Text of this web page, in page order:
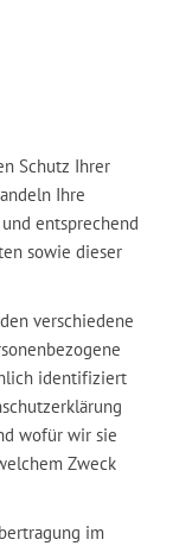
Schutz Ihrer
Ihre
entsprechend
sowie dieser
verschiedene
identifiziert
wofür wir sie
Zweck
im